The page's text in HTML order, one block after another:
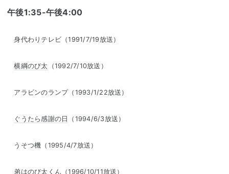
午後1:35-午後4:00
身代わりテレビ（1991/7/19放送）
横綱のび太 （1992/7/10放送）
アラビンのランプ（1993/1/22放送）
ぐうたら感謝の日 （1994/6/3放送）
うそつ機（1995/4/7放送）
弟はのび太 くん（1996/10/11放送）